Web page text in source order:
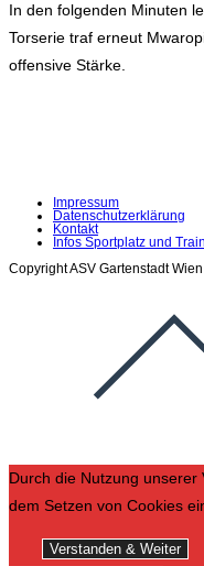
In den folgenden Minuten
Torserie traf erneut
offensive Stärke.
Impressum
Datenschutzerklärung
Kontakt
Infos Sportplatz und
Copyright ASV Gartenstadt
Durch die Nutzung
dem Setzen von Cookies
Verstanden & Weiter